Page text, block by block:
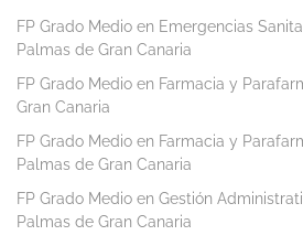
FP Grado Medio en Emergencias
Palmas de Gran Canaria
FP Grado Medio en Farmacia y
Gran Canaria
FP Grado Medio en Farmacia y
Palmas de Gran Canaria
FP Grado Medio en Gestión
Palmas de Gran Canaria